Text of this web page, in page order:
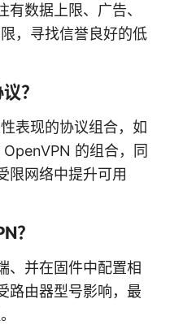
数据上限、广告、
，寻找信誉良好的低
？
表现的协议组合，如
的组合，同
限网络中提升可用
？
、并在固件中配置相
路由器型号影响，最